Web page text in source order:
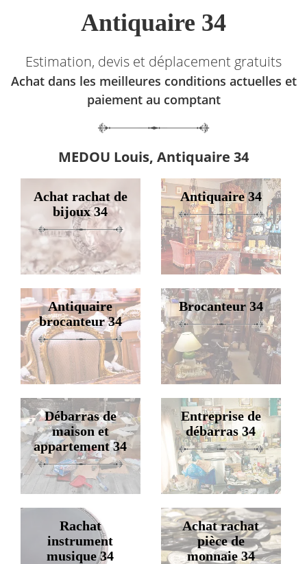
Antiquaire 34
Estimation, devis et déplacement gratuits
Achat dans les meilleures conditions actuelles et
paiement au comptant
MEDOU Louis, Antiquaire 34
Achat rachat de
bijoux 34
Antiquaire 34
Antiquaire
brocanteur 34
Brocanteur 34
Débarras de
maison et
appartement 34
Entreprise de
débarras 34
Rachat
instrument
musique 34
Achat rachat
pièce de
monnaie 34